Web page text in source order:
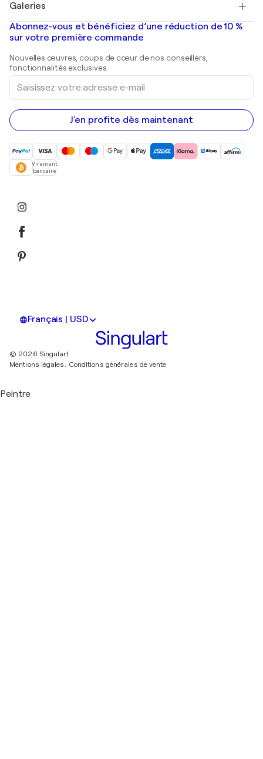
Banksy
Mr. Brainwash
Shepard Fairey
Tableaux abstraits à vendre
Peintures de paysage
Estampes
Peintures acryliques
Galeries
Galeries d'art en France
Galeries d'art en Belgique
Abonnez-vous et bénéficiez d’une réduction de 10 %
sur votre première commande
Nouvelles œuvres, coups de cœur de nos conseillers,
fonctionnalités exclusives.
Saisissez
votre
adresse
e-
mail
J'en profite dès maintenant
Virement
bancaire
Français | USD
© 2026 Singulart
Mentions légales. Conditions générales de vente
Peintre